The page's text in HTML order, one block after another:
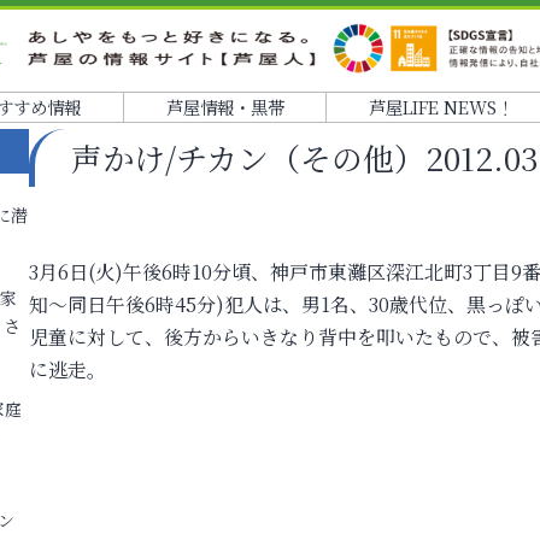
すめ情報 芦屋情報・黒帯 芦屋LIFE NEWS！
声かけ/チカン（その他）
3月6日(火)午後6時10分頃、神戸市東灘区深江北町3丁目9
知～同日午後6時45分)犯人は、男1名、30歳代位、黒っぽ
児童に対して、後方からいきなり背中を叩いたもので、
に逃走。
潜